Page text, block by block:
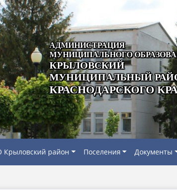
АДМИНИСТРАЦИЯ
МУНИЦИПАЛЬНОГО
КРЫЛОВСКИЙ
МУНИЦИПАЛЬНЫЙ
КРАСНОДАРСКОГО
Крыловский район Поселения Документы